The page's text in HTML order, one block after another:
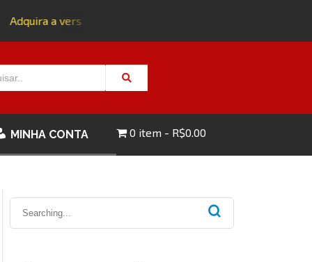
Adquira a versão impressa da edição 143 com FRETE GRÁTIS
MINHA CONTA 0 item R$0.00